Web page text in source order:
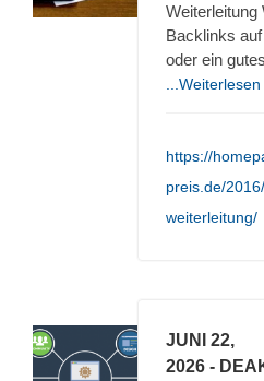
Weiterleitung
Backlinks
oder ein
...Weiterlesen
https://
preis.de/
weiterleitung/
JUNI 22,
2026 -